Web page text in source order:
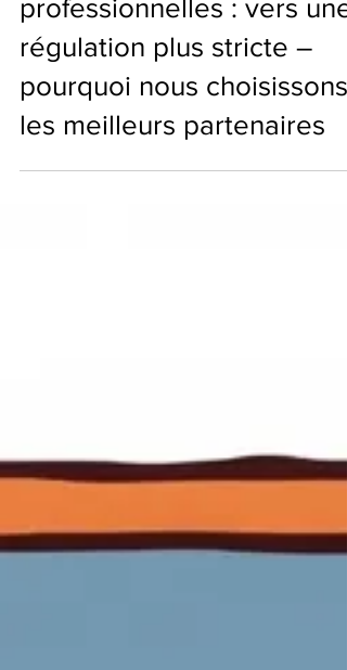
Légale et règlementaire :
Certifications
professionnelles : vers une
régulation plus stricte –
pourquoi nous choisissons